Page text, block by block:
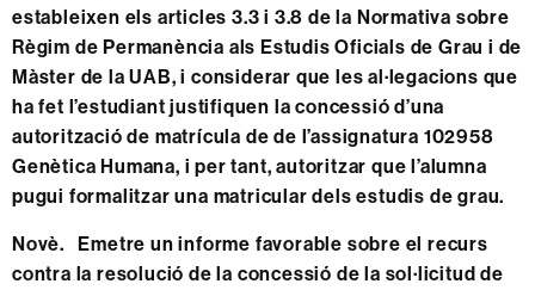
estableixen els articles 3.3 i 3.8 de la Normativa sobre
Règim de Permanència als Estudis Oficials de Grau i de
Màster de la UAB, i considerar que les al·legacions que
ha fet l’estudiant justifiquen la concessió d’una
autorització de matrícula de de l’assignatura 102958
Genètica Humana, i per tant, autoritzar que l’alumna
pugui formalitzar una matricular dels estudis de grau.
Novè. Emetre un informe favorable sobre el recurs
contra la resolució de la concessió de la sol·licitud de